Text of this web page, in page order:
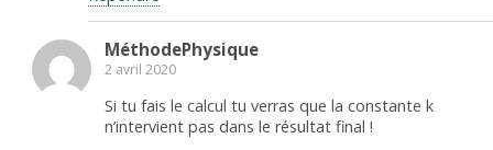
MéthodePhysique
2 avril 2020
Si tu fais le calcul tu verras que la constante k
n’intervient pas dans le résultat final !